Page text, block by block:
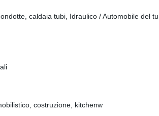
caldaia tubi, Idraulico / Automobile del
costruzione, kitchenw